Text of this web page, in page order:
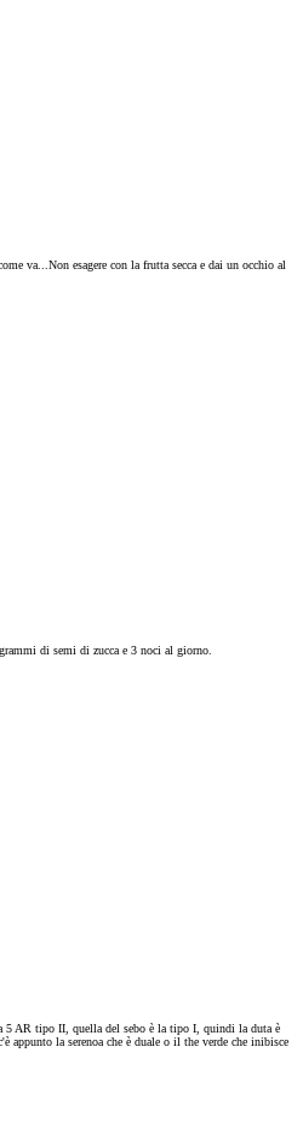
va...Non esagere con la frutta secca e dai un occhio al
di semi di zucca e 3 noci al giorno.
5 AR tipo II, quella del sebo è la tipo I, quindi la duta è
appunto la serenoa che è duale o il the verde che inibisce